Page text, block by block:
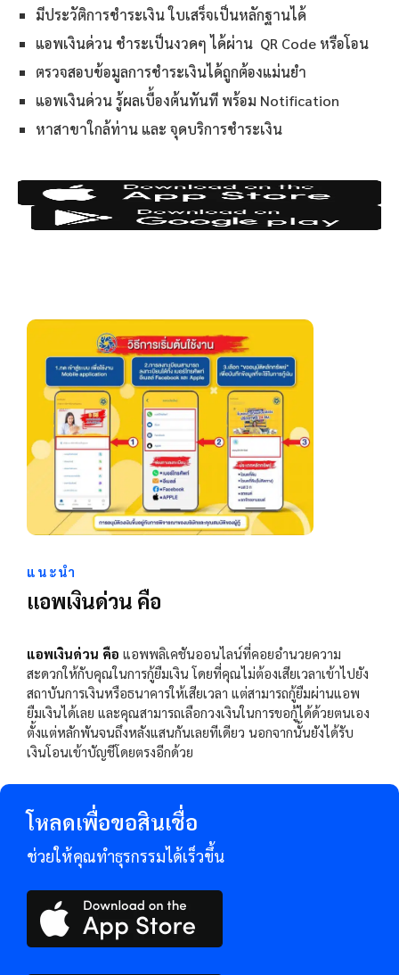
มีประวัติการชำระเงิน ใบเสร็จเป็นหลักฐานได้
แอพเงินด่วน ชำระเป็นงวดๆ ได้ผ่าน QR Code หรือโอน
ตรวจสอบข้อมูลการชำระเงินได้ถูกต้องแม่นยำ
แอพเงินด่วน รู้ผลเบื้องต้นทันที พร้อม Notification
หาสาขาใกล้ท่าน และ จุดบริการชำระเงิน
แนะนำ
แอพเงินด่วน คือ
แอพเงินด่วน คือ แอพพลิเคชันออนไลน์ที่คอยอำนวยความ
สะดวกให้กับคุณในการกู้ยืมเงิน โดยที่คุณไม่ต้องเสียเวลาเข้าไปยัง
สถาบันการเงินหรือธนาคารให้เสียเวลา แต่สามารถกู้ยืมผ่านแอพ
ยืมเงินได้เลย และคุณสามารถเลือกวงเงินในการขอกู้ได้ด้วยตนเอง
ตั้งแต่หลักพันจนถึงหลังแสนกันเลยทีเดียว นอกจากนั้นยังได้รับ
เงินโอนเข้าบัญชีโดยตรงอีกด้วย
โหลดเพื่อขอสินเชื่อ
ช่วยให้คุณทำธุรกรรมได้เร็วขึ้น